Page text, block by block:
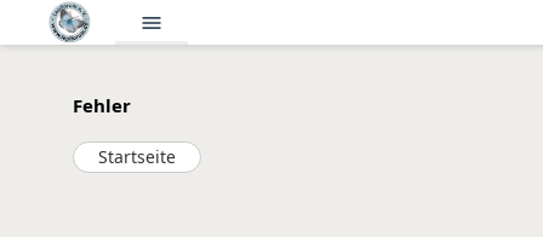
menu
Fehler
Startseite